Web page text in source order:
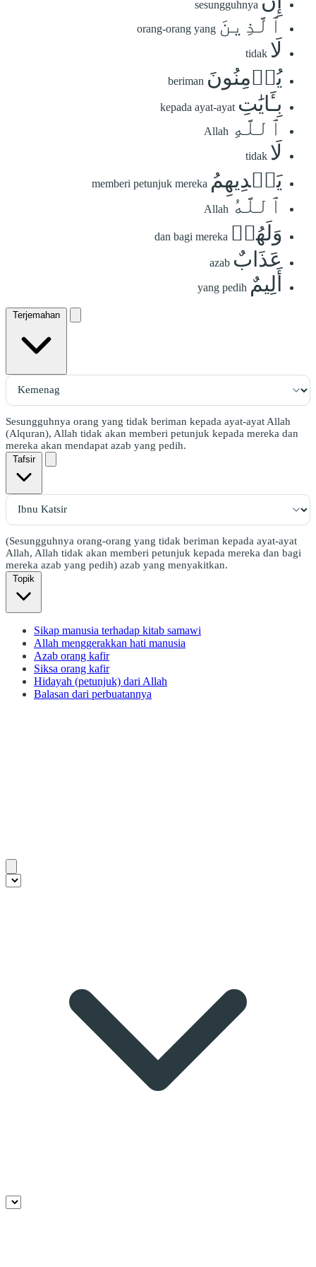
sesungguhnya
ٱلَّذِينَ orang-orang yang
لَا tidak
يُؤۡمِنُونَ beriman
بِـَٔايَٰتِ kepada ayat-ayat
ٱللَّهِ Allah
لَا tidak
يَهۡدِيهِمُ memberi petunjuk mereka
ٱللَّهُ Allah
وَلَهُمۡ dan bagi mereka
عَذَابٌ azab
أَلِيمٌ yang pedih
Terjemahan
Sesungguhnya orang yang tidak beriman kepada ayat-ayat Allah
(Alquran), Allah tidak akan memberi petunjuk kepada mereka dan
mereka akan mendapat azab yang pedih.
Tafsir
(Sesungguhnya orang-orang yang tidak beriman kepada ayat-ayat
Allah, Allah tidak akan memberi petunjuk kepada mereka dan bagi
mereka azab yang pedih) azab yang menyakitkan.
Topik
Sikap manusia terhadap kitab samawi
Allah menggerakkan hati manusia
Azab orang kafir
Siksa orang kafir
Hidayah (petunjuk) dari Allah
Balasan dari perbuatannya